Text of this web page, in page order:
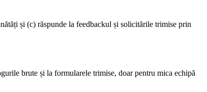
și (c) răspunde la feedbackul și solicitările trimise prin
brute și la formularele trimise, doar pentru mica echipă